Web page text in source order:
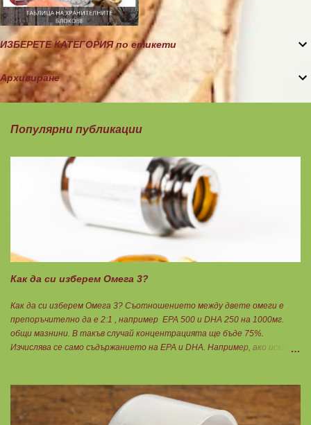
ИЗБЕРЕТЕ КАТЕГОРИЯ по етикети
Архивиране
Популярни публикации
Как да си изберем Омега 3?
Как да си изберем Омега 3? Съотношението между двете омеги е
препоръчително да е 2:1 , например ЕРА 500 и DHA 250 на 1000мг.
общи мазнини. В такъв случай концентрацията ще бъде 75%.
Изчислява се само съдържанието на EPA и DHA. Например, ако искате
по-малко от 60%, което гарантира, че ще приемете по-малко
количество излишни мазнини като други омеги 6 и 9, и разни
наситени мазнини. Трябва да търсите на етикета от какви риби е